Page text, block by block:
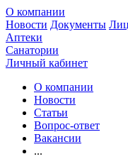
О компании
Новости Документы
Аптеки
Санатории
Личный кабинет
О компании
Новости
Статьи
Вопрос-ответ
Вакансии
...